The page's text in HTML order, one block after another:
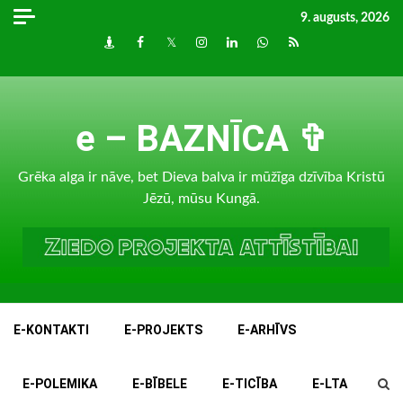
Skip
9. augusts, 2026
DraugiemFacebook
TwitterInstagram
LinkedInwhatsapp
RSS
e – BAZNĪCA ✞
Grēka alga ir nāve, bet Dieva balva ir mūžīga dzīvība Kristū
Jēzū, mūsu Kungā.
E-KONTAKTI E-PROJEKTS E-ARHĪVS
E-POLEMIKA E-BĪBELE E-TICĪBA E-LTA